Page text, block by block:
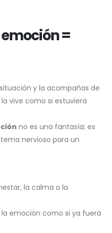
=
y la acompañas de
vive como si estuviera
no es una fantasía; es
nervioso para un
la calma o la
emoción como si ya fuera